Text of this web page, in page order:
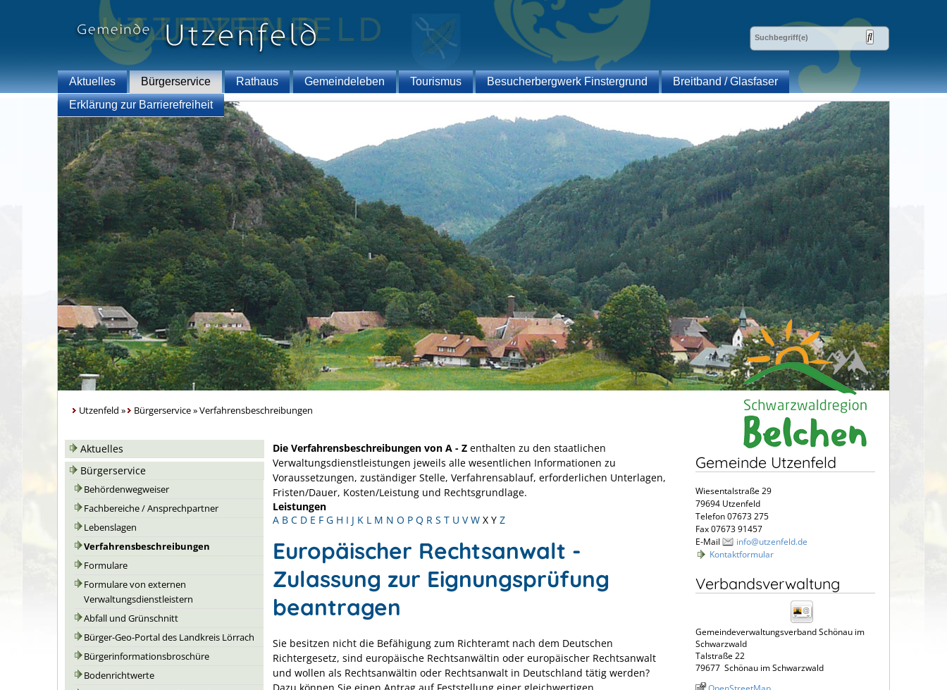
Aktuelles Bürgerservice Rathaus Gemeindeleben Tourismus Besucherbergwerk Finstergrund
Breitband / Glasfaser
Erklärung zur Barrierefreiheit
Utzenfeld » Bürgerservice»Verfahrensbeschreibungen
Aktuelles
Bürgerservice
Behördenwegweiser
Fachbereiche / Ansprechpartner
Lebenslagen
Verfahrensbeschreibungen
Formulare
Formulare von externen
Verwaltungsdienstleistern
Abfall und Grünschnitt
Bürger-Geo-Portal des Landkreis Lörrach
Bürgerinformationsbroschüre
Bodenrichtwerte
Die Verfahrensbeschreibungen von A - Z enthalten zu den staatlichen
Verwaltungsdienstleistungen jeweils alle wesentlichen Informationen zu
Voraussetzungen, zuständiger Stelle, Verfahrensablauf, erforderlichen Unterlagen,
Fristen/Dauer, Kosten/Leistung und Rechtsgrundlage.
Leistungen
A B C D E F G H I J K L M N O P Q R S T U V W X Y Z
Europäischer Rechtsanwalt -
Zulassung zur Eignungsprüfung
beantragen
Sie besitzen nicht die Befähigung zum Richteramt nach dem Deutschen
Richtergesetz, sind europäische Rechtsanwältin oder europäischer Rechtsanwalt
und wollen als Rechtsanwältin oder Rechtsanwalt in Deutschland tätig werden?
Dazu können Sie einen Antrag auf Feststellung einer gleichwertigen
Gemeinde Utzenfeld
Wiesentalstraße 29
79694 Utzenfeld
Telefon 07673 275
Fax 07673 91457
E-Mail
info@utzenfeld.de
Kontaktformular
Verbandsverwaltung
Gemeindeverwaltungsverband Schönau im
Schwarzwald
Talstraße 22
79677 Schönau im Schwarzwald